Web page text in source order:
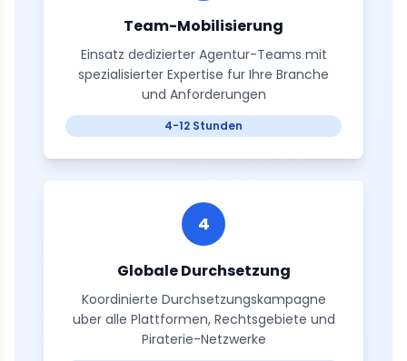
Team-Mobilisierung
Einsatz dedizierter Agentur-Teams mit
spezialisierter Expertise fur Ihre Branche
und Anforderungen
4-12 Stunden
4
Globale Durchsetzung
Koordinierte Durchsetzungskampagne
uber alle Plattformen, Rechtsgebiete und
Piraterie-Netzwerke